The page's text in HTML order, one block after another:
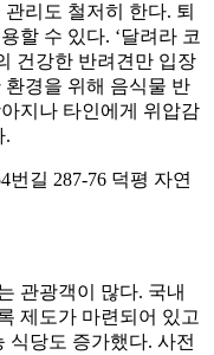
리도 철저히 한다. 퇴
할 수 있다. ‘달려라 코
건강한 반려견만 입장
경을 위해 음식물 반
지나 타인에게 위압감
.
길 287-76 덕평 자연
관광객이 많다. 국내
제도가 마련되어 있고
식당도 증가했다. 사전